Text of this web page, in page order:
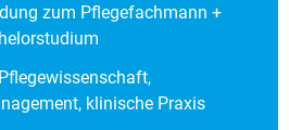
zum Pflegefachmann +
klinische Praxis